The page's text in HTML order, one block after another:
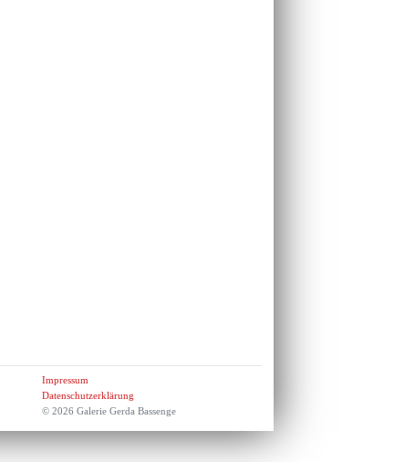
Impressum
Datenschutzerklärung
© 2026 Galerie Gerda Bassenge